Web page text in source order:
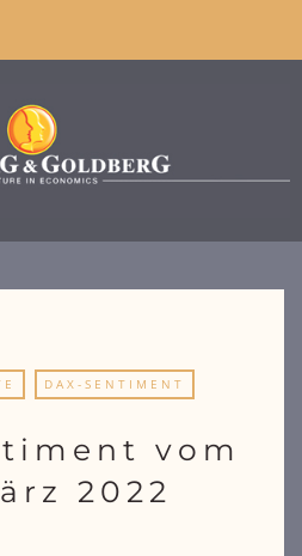
DAX-SENTIMENT
vom
2022